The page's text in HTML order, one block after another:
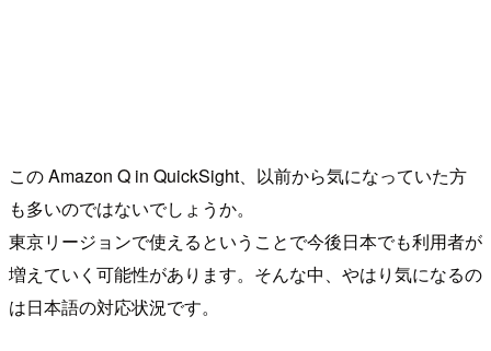
この Amazon Q in QuickSight、以前から気になっていた方
も多いのではないでしょうか。
東京リージョンで使えるということで今後日本でも利用者が
増えていく可能性があります。そんな中、やはり気になるの
は日本語の対応状況です。